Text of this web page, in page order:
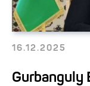
16.12.2025
Gurbanguly